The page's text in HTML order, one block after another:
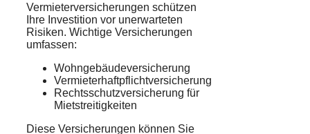
Vermieterversicherungen schützen
Ihre Investition vor unerwarteten
Risiken. Wichtige Versicherungen
umfassen:
Wohngebäudeversicherung
Vermieterhaftpflichtversicherung
Rechtsschutzversicherung für
Mietstreitigkeiten
Diese Versicherungen können Sie